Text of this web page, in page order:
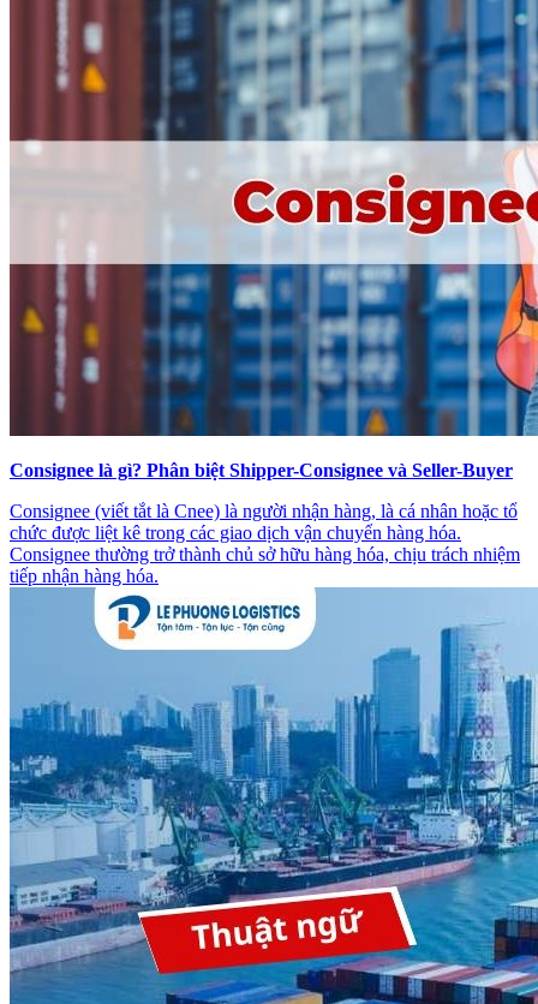
Consignee là gì? Phân biệt Shipper-Consignee và Seller-Buyer
Consignee (viết tắt là Cnee) là người nhận hàng, là cá nhân hoặc tổ
chức được liệt kê trong các giao dịch vận chuyển hàng hóa.
Consignee thường trở thành chủ sở hữu hàng hóa, chịu trách nhiệm
tiếp nhận hàng hóa.